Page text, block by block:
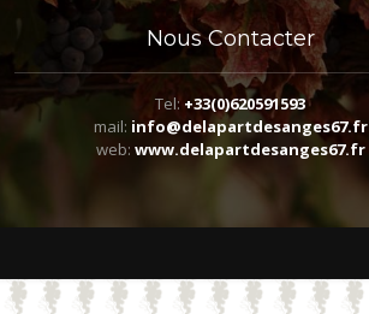
NousContacter
Tel: +33(0)620591593
mail: info@delapartdesanges67.fr
web: www.delapartdesanges67.fr